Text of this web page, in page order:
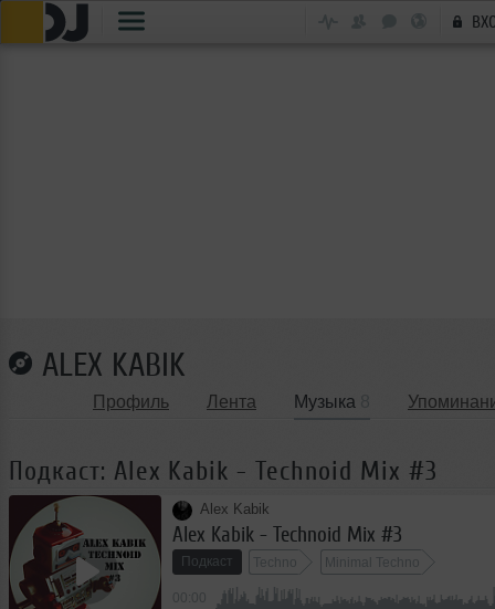
ALEX KABIK
Профиль Лента Музыка
Подкаст: Alex Kabik - Technoid Mix #3
Alex Kabik
Alex Kabik - Technoid Mix #3
Подкаст Techno Minimal Techno